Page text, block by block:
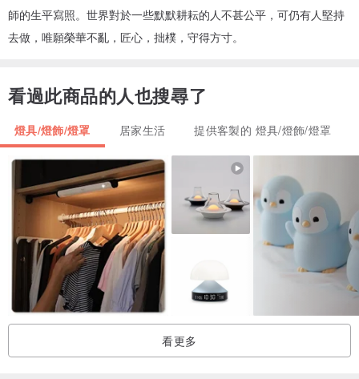
師的生平寫照。世界對於一些默默耕耘的人不甚公平，可仍有人堅持
去做，唯願榮華不亂，匠心，拙樸，守得方寸。
看過此商品的人也搜尋了
燈具/燈飾/燈罩 居家生活 提供客製的 燈具/燈飾/燈罩
看更多